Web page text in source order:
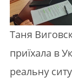
Таня
приїхала в
реальну